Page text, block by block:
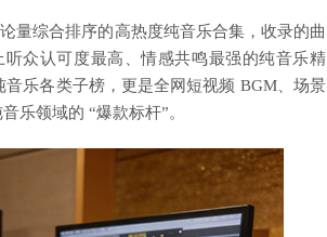
量综合排序的高热度纯音乐合集，收录的曲
众认可度最高、情感共鸣最强的纯音乐精
乐各类子榜，更是全网短视频 BGM、场景
乐领域的 “爆款标杆”。